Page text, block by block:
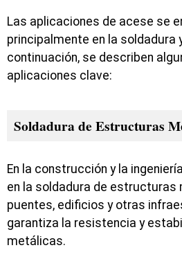
Las aplicaciones de acese se
principalmente en la soldadura
continuación, se describen
aplicaciones clave:
Soldadura de Estructuras
En la construcción y la
en la soldadura de estructuras
puentes, edificios y otras
garantiza la resistencia y
metálicas.